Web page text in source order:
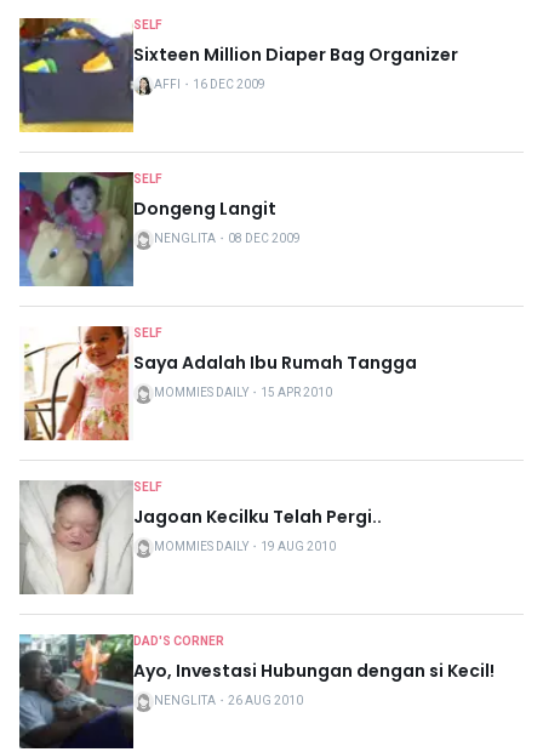
SELF
Sixteen Million Diaper Bag Organizer
AFFI ・ 16 DEC 2009
SELF
Dongeng Langit
NENGLITA ・ 08 DEC 2009
SELF
Saya Adalah Ibu Rumah Tangga
MOMMIES DAILY ・ 15 APR 2010
SELF
Jagoan Kecilku Telah Pergi..
MOMMIES DAILY ・ 19 AUG 2010
DAD'S CORNER
Ayo, Investasi Hubungan dengan si Kecil!
NENGLITA ・ 26 AUG 2010